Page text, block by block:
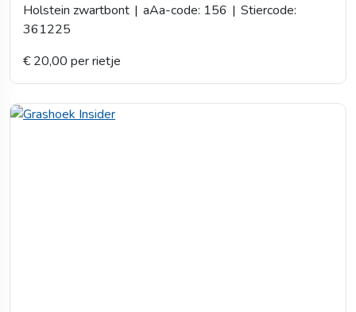
Holstein zwartbont | aAa-code: 156 | Stiercode:
361225
€ 20,00 per rietje